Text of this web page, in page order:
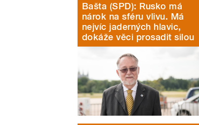
Bašta (SPD): Rusko má
nárok na sféru vlivu. Má
nejvíc jaderných hlavic,
dokáže věci prosadit silou